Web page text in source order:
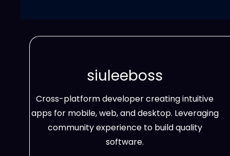
siuleeboss
Cross-platform developer creating intuitive
apps for mobile, web, and desktop. Leveraging
community experience to build quality
software.